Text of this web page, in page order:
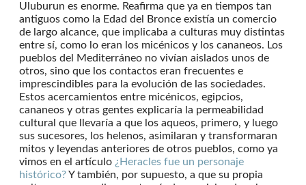
Uluburun es enorme. Reafirma que ya en tiempos tan
antiguos como la Edad del Bronce existía un comercio
de largo alcance, que implicaba a culturas muy distintas
entre sí, como lo eran los micénicos y los cananeos. Los
pueblos del Mediterráneo no vivían aislados unos de
otros, sino que los contactos eran frecuentes e
imprescindibles para la evolución de las sociedades.
Estos acercamientos entre micénicos, egipcios,
cananeos y otras gentes explicaría la permeabilidad
cultural que llevaría a que los aqueos, primero, y luego
sus sucesores, los helenos, asimilaran y transformaran
mitos y leyendas anteriores de otros pueblos, como ya
vimos en el artículo ¿Heracles fue un personaje
histórico?Y también, por supuesto, a que su propia